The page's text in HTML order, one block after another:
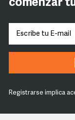
comenzar
Registrarse implica